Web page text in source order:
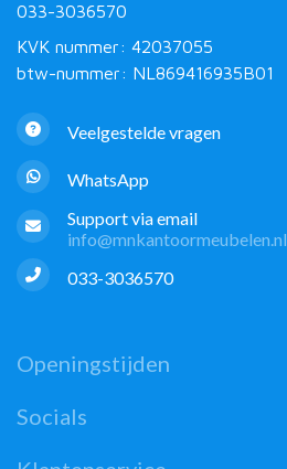
033-3036570
KVK nummer: 42037055
btw-nummer: NL869416935B01
Veelgestelde vragen
WhatsApp
Support via email
info@mnkantoormeubelen.nl
033-3036570
Openingstijden
Socials